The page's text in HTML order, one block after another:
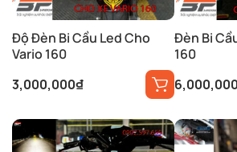
Độ Đèn Bi Cầu Led Cho
Vario 160
3,000,000₫
Đèn Bi
160
6,000,000